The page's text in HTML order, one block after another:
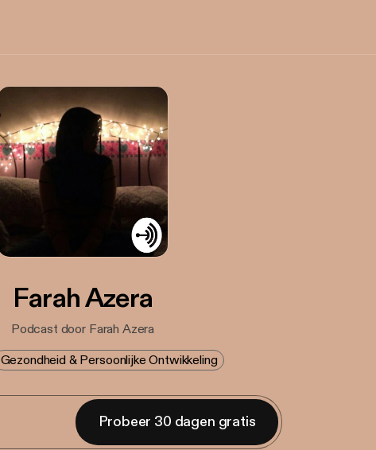
Farah Azera
Podcast door Farah Azera
Gezondheid & Persoonlijke Ontwikkeling
Probeer 30 dagen gratis